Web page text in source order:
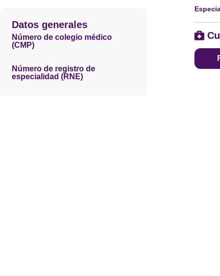
Datos generales
Número de colegio médico
(CMP)
Número de registro de
especialidad (RNE)